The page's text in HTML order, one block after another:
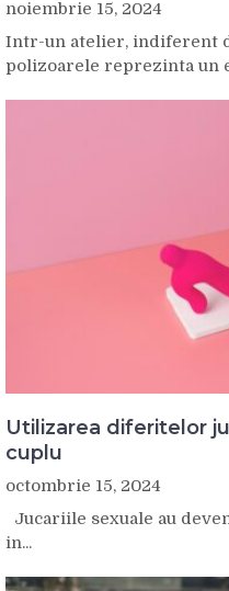
noiembrie 15, 2024
Intr-un atelier, indiferent
polizoarele reprezinta un
Utilizarea diferitelor
cuplu
octombrie 15, 2024
Jucariile sexuale au
in...